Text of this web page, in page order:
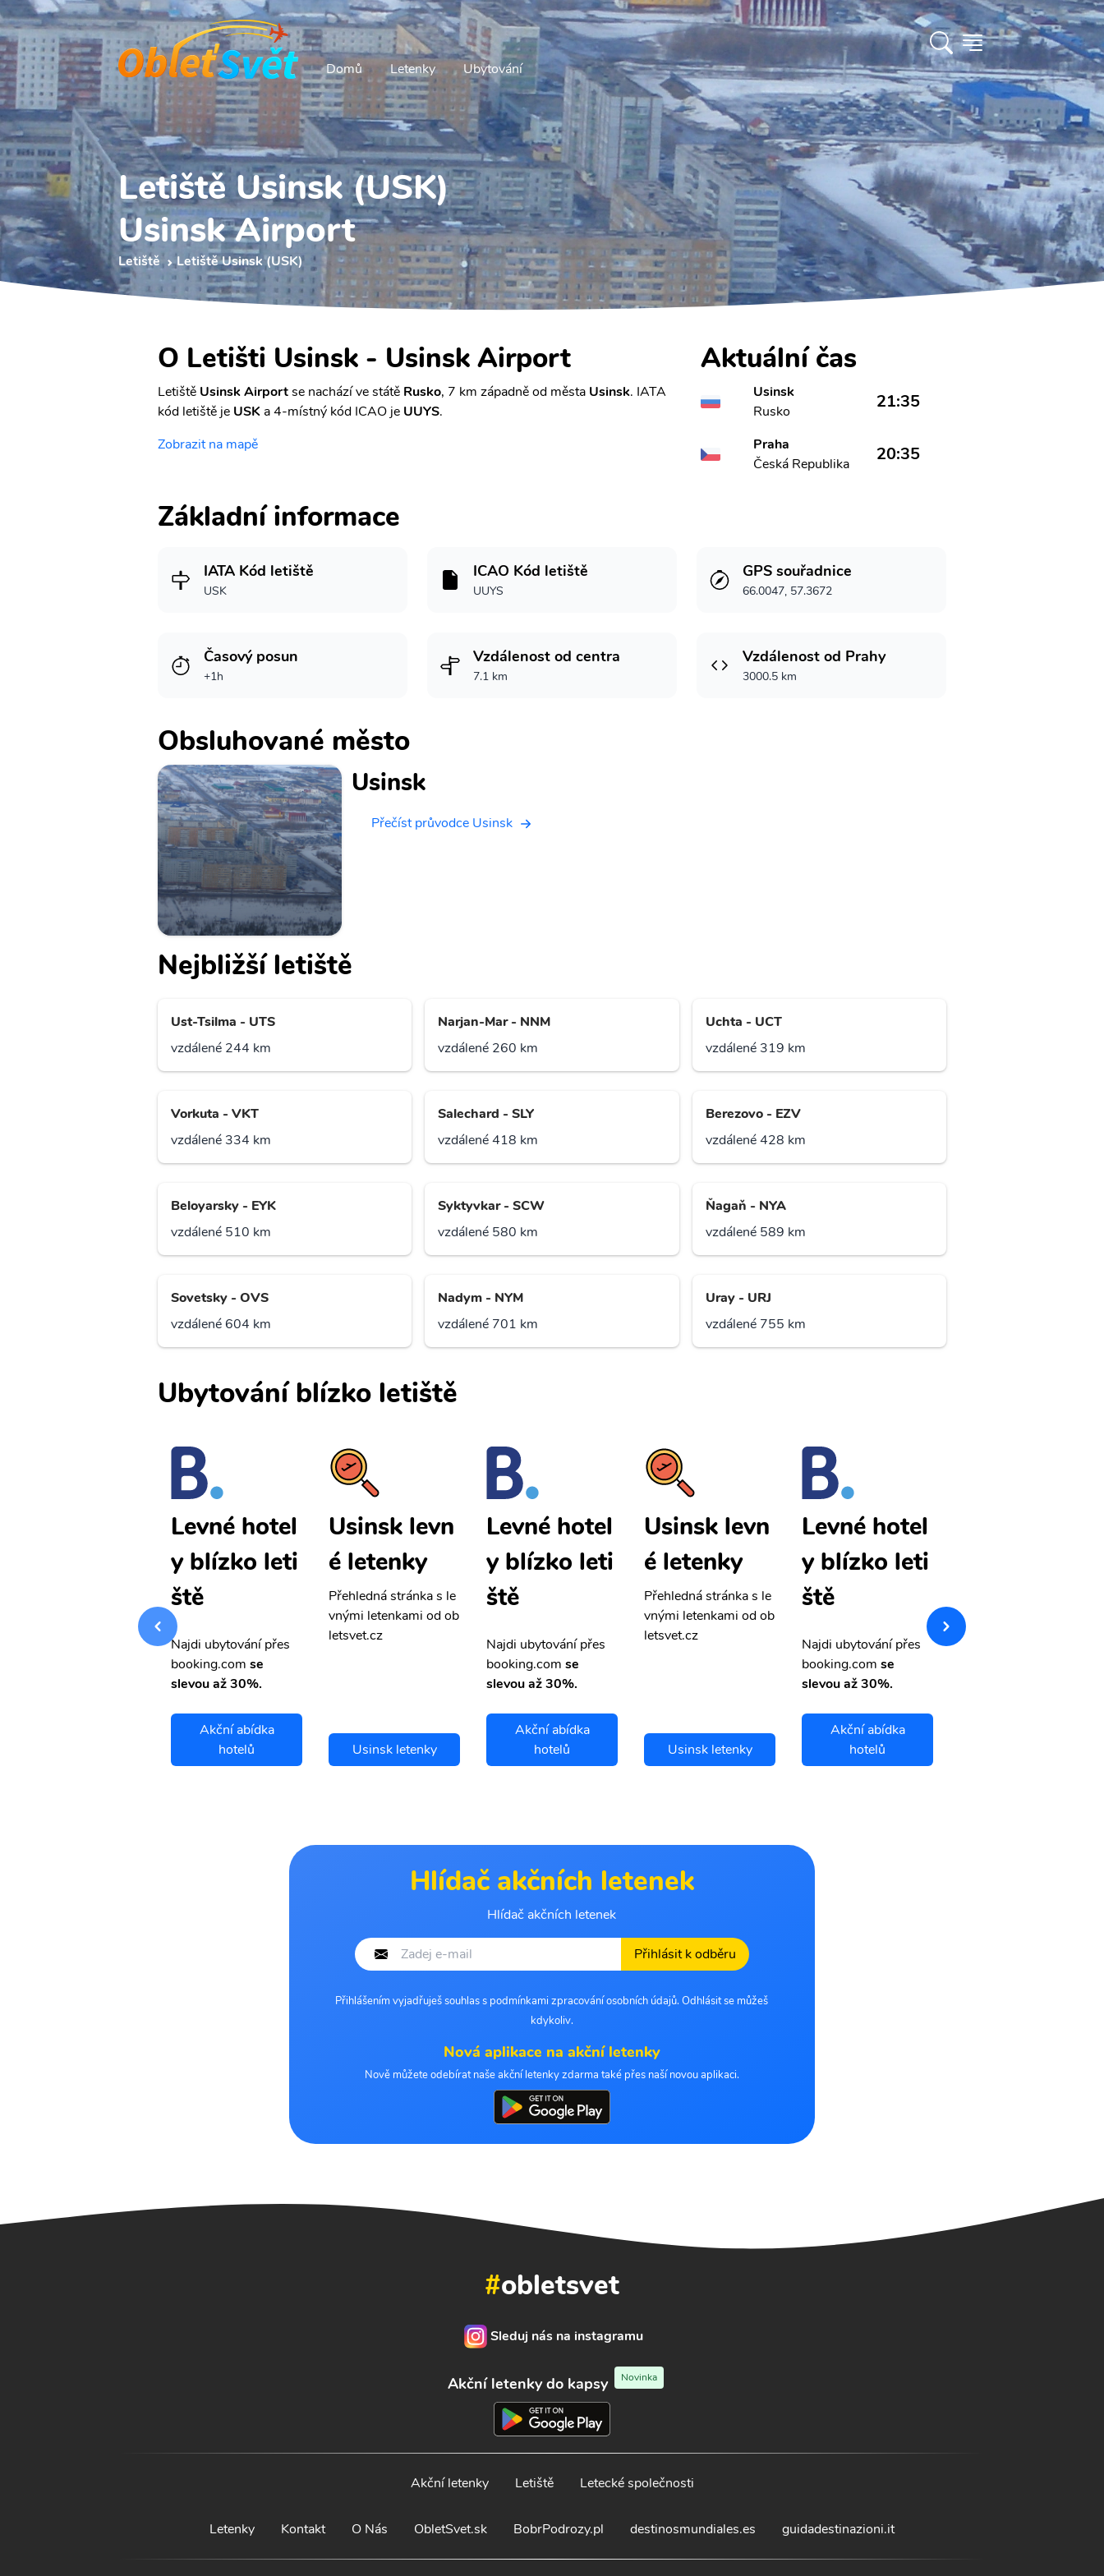
Domů Letenky Ubytování
Letiště Usinsk (USK)
Usinsk Airport
Letiště Letiště Usinsk (USK)
O Letišti Usinsk - Usinsk Airport
Letiště Usinsk Airportse nachází ve státě Rusko, 7 km západně od města Usinsk. IATA
kód letiště je USK a 4-místný kód ICAO je UUYS.
Zobrazit na mapě
Aktuální čas
Usinsk
Rusko
21:35
Praha
Česká Republika
20:35
Základní informace
IATA Kód letiště
USK
ICAO Kód letiště
UUYS
GPS souřadnice
66.0047, 57.3672
Časový posun
+1h
Vzdálenost od centra
7.1 km
Vzdálenost od Prahy
3000.5 km
Obsluhované město
Usinsk
Přečíst průvodce Usinsk
Nejbližší letiště
Ust-Tsilma - UTS
vzdálené 244 km
Narjan-Mar - NNM
vzdálené 260 km
Uchta - UCT
vzdálené 319 km
Vorkuta - VKT
vzdálené 334 km
Salechard - SLY
vzdálené 418 km
Berezovo - EZV
vzdálené 428 km
Beloyarsky - EYK
vzdálené 510 km
Syktyvkar - SCW
vzdálené 580 km
Ňagaň - NYA
vzdálené 589 km
Sovetsky - OVS
vzdálené 604 km
Nadym - NYM
vzdálené 701 km
Uray - URJ
vzdálené 755 km
Ubytování blízko letiště
vnými letenkami od ob
Levné hotel
y blízko leti
ště
Najdi ubytování přes
booking.com se
slevou až 30%.
Akční abídka
hotelů
Usinsk levn
é letenky
Přehledná stránka s le
vnými letenkami od ob
letsvet.cz
Usinsk letenky
Levné hotel
y blízko leti
ště
Najdi ubytování přes
booking.com se
slevou až 30%.
Akční abídka
hotelů
Usinsk levn
é letenky
Přehledná stránka s le
vnými letenkami od ob
letsvet.cz
Usinsk letenky
Levné hotel
y blízko leti
ště
Najdi ubytování přes
booking.com se
slevou až 30%.
Akční abídka
hotelů
vnými letenkami od ob
letsvet.cz
Hlídač akčních letenek
Hlídač akčních letenek
Přihlásit k odběru
Přihlášením vyjadřuješ souhlas s podmínkami zpracování osobních údajů. Odhlásit se můžeš
kdykoliv.
Nová aplikace na akční letenky
Nově můžete odebírat naše akční letenky zdarma také přes naší novou aplikaci.
#obletsvet
Sleduj nás na instagramu
Akční letenky do kapsy Novinka
Akční letenky Letiště Letecké společnosti
Letenky Kontakt O Nás ObletSvet.sk BobrPodrozy.pl destinosmundiales.es guidadestinazioni.it